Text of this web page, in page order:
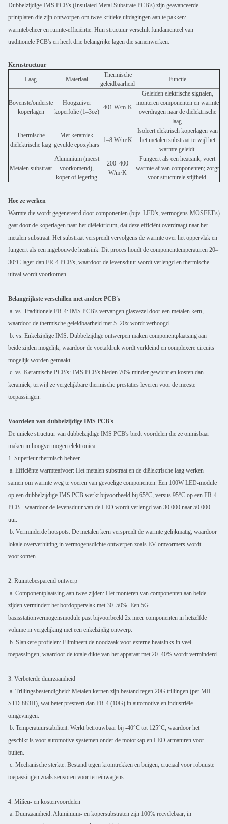
Dubbelzijdige IMS PCB's (Insulated Metal Substrate PCB's) zijn geavanceerde
printplaten die zijn ontworpen om twee kritieke uitdagingen aan te pakken:
warmtebeheer en ruimte-efficiëntie. Hun structuur verschilt fundamenteel van
traditionele PCB's en heeft drie belangrijke lagen die samenwerken:
Kernstructuur
Laag
Materiaal
Thermische
geleidbaarheid
Functie
Bovenste/onderste
koperlagen
Hoogzuiver
koperfolie (1–3oz)
401 W/m·K
Geleiden elektrische signalen,
monteren componenten en warmte
overdragen naar de diëlektrische
laag.
Thermische
diëlektrische laag
Met keramiek
gevulde epoxyhars
1–8 W/m·K
Isoleert elektrisch koperlagen van
het metalen substraat terwijl het
warmte geleidt.
Metalen substraat
Aluminium (meest
voorkomend),
koper of legering
200–400
W/m·K
Fungeert als een heatsink, voert
warmte af van componenten; zorgt
voor structurele stijfheid.
Hoe ze werken
Warmte die wordt gegenereerd door componenten (bijv. LED's, vermogens-MOSFET's)
gaat door de koperlagen naar het diëlektricum, dat deze efficiënt overdraagt naar het
metalen substraat. Het substraat verspreidt vervolgens de warmte over het oppervlak en
fungeert als een ingebouwde heatsink. Dit proces houdt de componenttemperaturen 20–
30°C lager dan FR-4 PCB's, waardoor de levensduur wordt verlengd en thermische
uitval wordt voorkomen.
Belangrijkste verschillen met andere PCB's
a. vs. Traditionele FR-4: IMS PCB's vervangen glasvezel door een metalen kern,
waardoor de thermische geleidbaarheid met 5–20x wordt verhoogd.
b. vs. Enkelzijdige IMS: Dubbelzijdige ontwerpen maken componentplaatsing aan
beide zijden mogelijk, waardoor de voetafdruk wordt verkleind en complexere circuits
mogelijk worden gemaakt.
c. vs. Keramische PCB's: IMS PCB's bieden 70% minder gewicht en kosten dan
keramiek, terwijl ze vergelijkbare thermische prestaties leveren voor de meeste
toepassingen.
Voordelen van dubbelzijdige IMS PCB's
De unieke structuur van dubbelzijdige IMS PCB's biedt voordelen die ze onmisbaar
maken in hoogvermogen elektronica:
1. Superieur thermisch beheer
a. Efficiënte warmteafvoer: Het metalen substraat en de diëlektrische laag werken
samen om warmte weg te voeren van gevoelige componenten. Een 100W LED-module
op een dubbelzijdige IMS PCB werkt bijvoorbeeld bij 65°C, versus 95°C op een FR-4
PCB - waardoor de levensduur van de LED wordt verlengd van 30.000 naar 50.000
uur.
b. Verminderde hotspots: De metalen kern verspreidt de warmte gelijkmatig, waardoor
lokale oververhitting in vermogensdichte ontwerpen zoals EV-omvormers wordt
voorkomen.
2. Ruimtebesparend ontwerp
a. Componentplaatsing aan twee zijden: Het monteren van componenten aan beide
zijden vermindert het bordoppervlak met 30–50%. Een 5G-
basisstationvermogensmodule past bijvoorbeeld 2x meer componenten in hetzelfde
volume in vergelijking met een enkelzijdig ontwerp.
b. Slankere profielen: Elimineert de noodzaak voor externe heatsinks in veel
toepassingen, waardoor de totale dikte van het apparaat met 20–40% wordt verminderd.
3. Verbeterde duurzaamheid
a. Trillingsbestendigheid: Metalen kernen zijn bestand tegen 20G trillingen (per MIL-
STD-883H), wat beter presteert dan FR-4 (10G) in automotive en industriële
omgevingen.
b. Temperatuurstabiliteit: Werkt betrouwbaar bij -40°C tot 125°C, waardoor het
geschikt is voor automotive systemen onder de motorkap en LED-armaturen voor
buiten.
c. Mechanische sterkte: Bestand tegen kromtrekken en buigen, cruciaal voor robuuste
toepassingen zoals sensoren voor terreinwagens.
4. Milieu- en kostenvoordelen
a. Duurzaamheid: Aluminium- en kopersubstraten zijn 100% recyclebaar, in